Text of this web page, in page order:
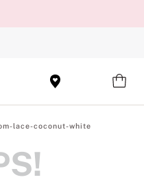
lace-coconut-white